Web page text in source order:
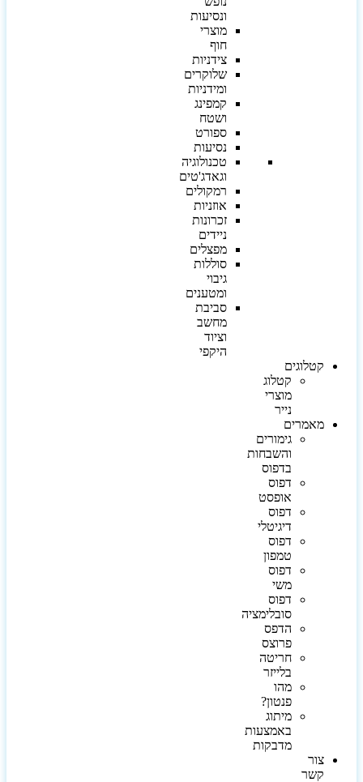
ונסיעות
מוצרי
חוף
צידניות
שלוקרים
ומידניות
קמפינג
ושטח
ספורט
נסיעות
טכנולוגיה
וגאדג'טים
רמקולים
אוזניות
זכרונות
ניידים
מפצלים
סוללות
גיבוי
ומטענים
סביבת
מחשב
וציוד
היקפי
קטלוגים
קטלוג
מוצרי
נייר
מאמרים
גימורים
והשבחות
בדפוס
דפוס
אופסט
דפוס
דיגיטלי
דפוס
טמפון
דפוס
משי
דפוס
סובלימציה
הדפס
פרוצס
חריטה
בלייזר
מהו
פנטון?
מיתוג
באמצעות
מדבקות
צור
קשר